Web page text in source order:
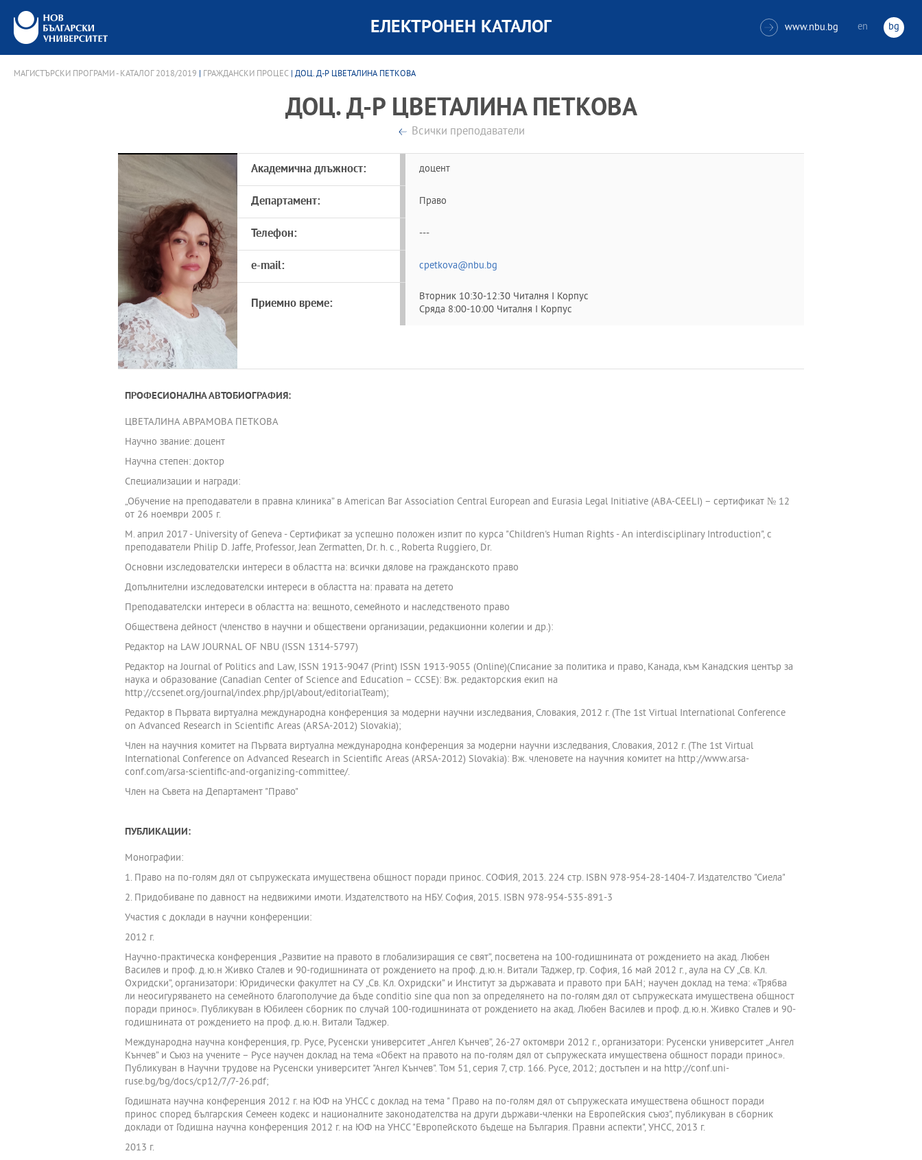
ЕЛЕКТРОНЕН КАТАЛОГ  www.nbu.bg en bg
МАГИСТЪРСКИ ПРОГРАМИ - КАТАЛОГ 2018/2019 ГРАЖДАНСКИ ПРОЦЕС | ДОЦ. Д-Р ЦВЕТАЛИНА ПЕТКОВА
ДОЦ. Д-Р ЦВЕТАЛИНА ПЕТКОВА
Всички преподаватели
Академична длъжност: доцент
Департамент: Право
Телефон: ---
e-mail: cpetkova@nbu.bg
Приемно време:
Вторник 10:30-12:30 Читалня I Корпус
Сряда 8:00-10:00 Читалня I Корпус
ПРОФЕСИОНАЛНА АВТОБИОГРАФИЯ:
ЦВЕТАЛИНА АВРАМОВА ПЕТКОВА
Научно звание: доцент
Научна степен: доктор
Специализации и награди:
„Обучение на преподаватели в правна клиника” в American Bar Association Central European and Eurasia Legal Initiative (ABA-CEELI) – сертификат № 12
от 26 ноември 2005 г.
М. април 2017 - University of Geneva - Сертификат за успешно положен изпит по курса "Children's Human Rights - An interdisciplinary Introduction", с
преподаватели Philip D. Jaffe, Professor, Jean Zermatten, Dr. h. c., Roberta Ruggiero, Dr.
Основни изследователски интереси в областта на: всички дялове на гражданското право
Допълнителни изследователски интереси в областта на: правата на детето
Преподавателски интереси в областта на: вещното, семейното и наследственото право
Обществена дейност (членство в научни и обществени организации, редакционни колегии и др.):
Редактор на LAW JOURNAL OF NBU (ISSN 1314-5797)
Редактор на Journal of Politics and Law, ISSN 1913-9047 (Print) ISSN 1913-9055 (Online)(Списание за политика и право, Канада, към Канадския център за
наука и образование (Canadian Center of Science and Education – CCSE): Вж. редакторския екип на
http://ccsenet.org/journal/index.php/jpl/about/editorialTeam);
Редактор в Първата виртуална международна конференция за модерни научни изследвания, Словакия, 2012 г. (The 1st Virtual International Conference
on Advanced Research in Scientific Areas (ARSA-2012) Slovakia);
Член на научния комитет на Първата виртуална международна конференция за модерни научни изследвания, Словакия, 2012 г. (The 1st Virtual
International Conference on Advanced Research in Scientific Areas (ARSA-2012) Slovakia): Вж. членовете на научния комитет на http://www.arsa-
conf.com/arsa-scientific-and-organizing-committee/.
Член на Съвета на Департамент "Право"
ПУБЛИКАЦИИ:
Монографии:
1. Право на по-голям дял от съпружеската имуществена общност поради принос. СОФИЯ, 2013. 224 стр. ISBN 978-954-28-1404-7. Издателство "Сиела"
2. Придобиване по давност на недвижими имоти. Издателството на НБУ. София, 2015. ISBN 978-954-535-891-3
Участия с доклади в научни конференции:
2012 г.
Научно-практическа конференция „Развитие на правото в глобализиращия се свят”, посветена на 100-годишнината от рождението на акад. Любен
Василев и проф. д.ю.н Живко Сталев и 90-годишнината от рождението на проф. д.ю.н. Витали Таджер, гр. София, 16 май 2012 г., аула на СУ „Св. Кл.
Охридски”, организатори: Юридически факултет на СУ „Св. Кл. Охридски” и Институт за държавата и правото при БАН; научен доклад на тема: «Трябва
ли неосигуряването на семейното благополучие да бъде conditio sine qua non за определянето на по-голям дял от съпружеската имуществена общност
поради принос». Публикуван в Юбилеен сборник по случай 100-годишнината от рождението на акад. Любен Василев и проф. д.ю.н. Живко Сталев и 90-
годишнината от рождението на проф. д.ю.н. Витали Таджер.
Международна научна конференция, гр. Русе, Русенски университет „Ангел Кънчев”, 26-27 октомври 2012 г., организатори: Русенски университет „Ангел
Кънчев” и Съюз на учените – Русе научен доклад на тема «Обект на правото на по-голям дял от съпружеската имуществена общност поради принос».
Публикуван в Научни трудове на Русенски университет "Ангел Кънчев". Том 51, серия 7, стр. 166. Русе, 2012; достъпен и на http://conf.uni-
ruse.bg/bg/docs/cp12/7/7-26.pdf;
Годишната научна конференция 2012 г. на ЮФ на УНСС с доклад на тема " Право на по-голям дял от съпружеската имуществена общност поради
принос според българския Семеен кодекс и националните законодателства на други държави-членки на Европейския съюз", публикуван в сборник
доклади от Годишна научна конференция 2012 г. на ЮФ на УНСС "Европейското бъдеще на България. Правни аспекти", УНСС, 2013 г.
2013 г.